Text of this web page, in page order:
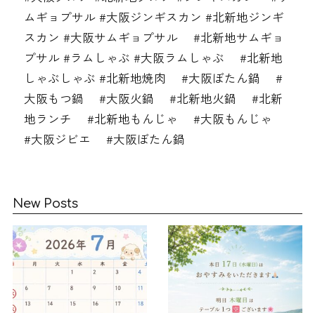
ムギョプサル #大阪ジンギスカン #北新地ジンギ
スカン #大阪サムギョプサル #北新地サムギョ
プサル #ラムしゃぶ #大阪ラムしゃぶ #北新地
しゃぶしゃぶ #北新地焼肉 #大阪ぼたん鍋 #
大阪もつ鍋 #大阪火鍋 #北新地火鍋 #北新
地ランチ #北新地もんじゃ #大阪もんじゃ
#大阪ジビエ #大阪ぼたん鍋
New Posts